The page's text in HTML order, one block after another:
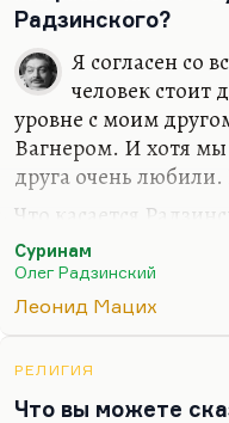
каком-то, и это не
Потому что очень
независимо от
чувствую
кажется,…
Радзинского?
Я согласен со
человек стоит
уровне с моим
Вагнером. И хотя
друга очень
Что касается
вообще-то,
Он очень хороший
замечательный. Я не
единственный
продолжателем
Суринам
Олег Радзинский
Леонид Мацих
РЕЛИГИЯ
Что вы можете